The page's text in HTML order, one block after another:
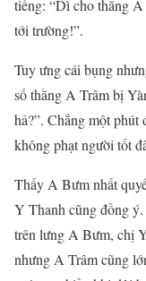
tiếng: “Dì cho thằng
tới trường!”.
Tuy ưng cái bụng
số thằng A Trâm bị
hả?”. Chẳng một
không phạt người tốt
Thấy A Bưm nhất
Y Thanh cũng đồng
trên lưng A Bưm, chị
nhưng A Trâm cũng